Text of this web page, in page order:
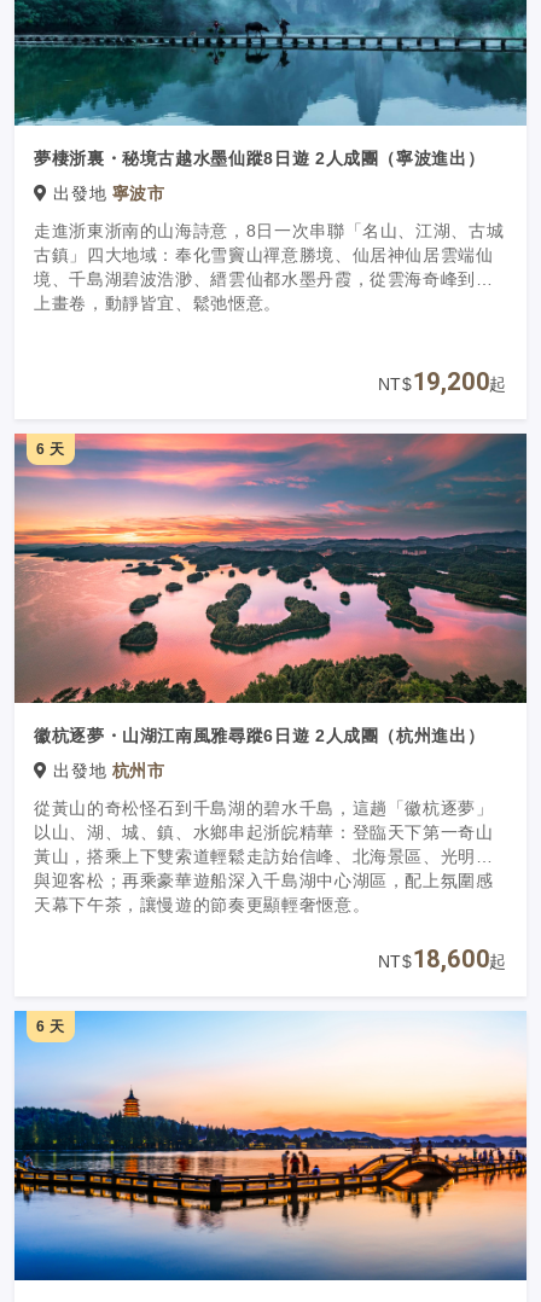
夢棲浙裏・秘境古越水墨仙蹤8日遊 2人成團（寧波進出）
出發地 寧波市
走進浙東浙南的山海詩意，8日一次串聯「名山、江湖、古城
古鎮」四大地域：奉化雪竇山禪意勝境、仙居神仙居雲端仙
境、千島湖碧波浩渺、縉雲仙都水墨丹霞，從雲海奇峰到湖
上畫卷，動靜皆宜、鬆弛愜意。
NT$19,200起
6 天
徽杭逐夢・山湖江南風雅尋蹤6日遊 2人成團（杭州進出）
出發地 杭州市
從黃山的奇松怪石到千島湖的碧水千島，這趟「徽杭逐夢」
以山、湖、城、鎮、水鄉串起浙皖精華：登臨天下第一奇山
黃山，搭乘上下雙索道輕鬆走訪始信峰、北海景區、光明頂
與迎客松；再乘豪華遊船深入千島湖中心湖區，配上氛圍感
天幕下午茶，讓慢遊的節奏更顯輕奢愜意。
NT$18,600起
6 天